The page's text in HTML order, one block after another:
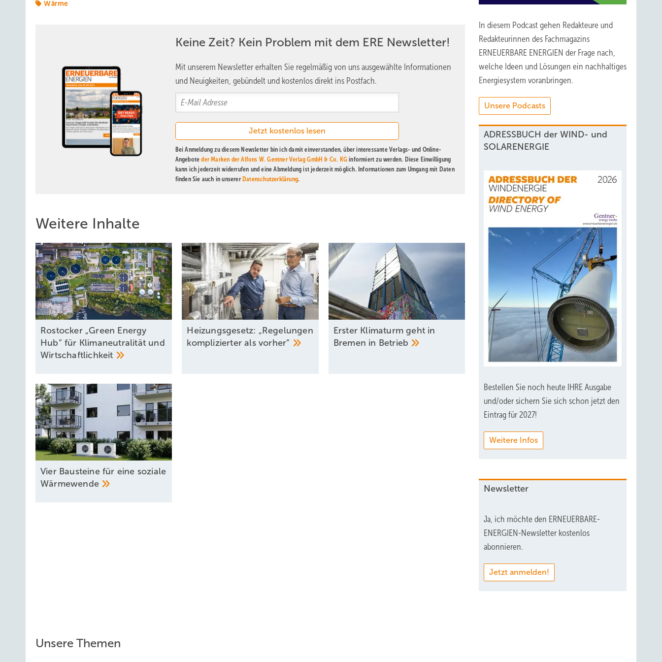
Ressourcenbetrachtung. In der Region stehen die sogenannten Knicks zur Verfügung – Windschutzhecken zwischen den Feldern,
rechnerisch etwa 3.700 Haushalte versorgen. Bei 96.000 Haushalten im Kreis würden auf Hürup gerade einmal 63 Kilometer
entfallen – bei weitem nicht genug. „Wir sind einfach sicher, wir müssen diversifizieren, wir können nicht nur Biomasse nutzen“,
betont Emöke Kovac. Aktuell dient Hackschnitzelholz aus der Region als Übergangsbrennstoff, doch die Solarthermie soll langfristig
den Hauptanteil der Wärmeversorgung übernehmen und damit die Brennstoffkosten dauerhaft stabil halten.
Baukastenprinzip statt Masterplan
Wer im Bestand ein Nahwärmenetz aufbauen will, steht vor einem klassischen Henne-Ei-Problem: Kein Haushalt kann seine
Ölheizung abschaffen, solange das Netz noch nicht liegt. Und kein Netz kann gebaut werden, solange alle ihre Einzelheizung
Wer die Straße nicht allein aufreißen muss, spart erheblich bei den Tiefbaukosten. 2017 ging im südlichen Ortsteil Hürup ein erster
kleiner Abschnitt in Betrieb. 2022 folgte ein großer Bauabschnitt, der alle verfügbaren Kapazitäten forderte. Mittlerweile ist der
Anschluss an eine ehemalige Bundeswehr-Konversionsfläche hergestellt, die die Genossenschaft 2015 erwerben konnte
Glücksfall, denn die Fläche bietet Platz für die geplante Solarthermieanlage, ohne in Konflikt mit landwirtschaftlicher Nutzung zu
geraten.
Lesen Sie auch:
Hessisches Dorf versorgt
sich mit Solarenergie
Förderbedingungen, die Planungssicherheit untergraben.
Wärme
Keine Zeit? Kein Problem mit dem ERE Newsletter!
Mit unserem Newsletter erhalten Sie regelmäßig von uns ausgewählte Informationen
und Neuigkeiten, gebündelt und kostenlos direkt ins Postfach.
Bei Anmeldung zu diesem Newsletter bin ich damit einverstanden, über interessante Verlags- und Online-
Angeboteder Marken der Alfons W. Gentner Verlag GmbH & Co. KG informiert zu werden. Diese Einwilligung
kann ich jederzeit widerrufen und eine Abmeldung ist jederzeit möglich. Informationen zum Umgang mit Daten
finden Sie auch in unserer Datenschutzerklärung.
Weitere Inhalte
Rostocker „Green Energy
Hub“ für Klimaneutralität und
Wirtschaftlichkeit
Heizungsgesetz: „Regelungen
komplizierter alsvorher“
Erster Klimaturm geht in
Bremen in Betrieb
Vier Bausteine für eine soziale
Wärmewende
In diesem Podcast gehen Redakteure und
Redakteurinnen des Fachmagazins
ERNEUERBARE ENERGIEN der Frage nach,
welche Ideen und Lösungen ein nachhaltiges
Energiesystem voranbringen.
Unsere Podcasts
ADRESSBUCH der WIND- und
SOLARENERGIE
Bestellen Sie noch heute IHRE Ausgabe
und/oder sichern Sie sich schon jetzt den
Eintrag für 2027!
Weitere Infos
Newsletter
Ja, ich möchte den ERNEUERBARE-
ENERGIEN-Newsletter kostenlos
abonnieren.
Jetzt anmelden!
Unsere Themen